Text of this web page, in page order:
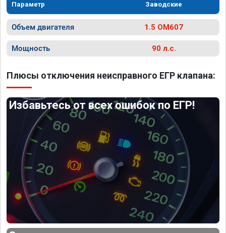
Параметр Заводские
Объем двигателя 1.5 OM607
Мощность 90 л.с.
Плюсы отключения неисправного ЕГР клапана:
Избавьтесь от всех ошибок по ЕГР!